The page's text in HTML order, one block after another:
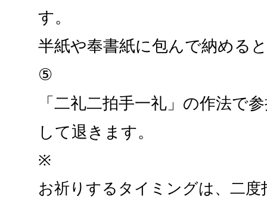
す。
半紙や奉書紙に包んで納める
⑤
「二礼二拍手一礼」の作法で
して退きます。
※
お祈りするタイミングは、二